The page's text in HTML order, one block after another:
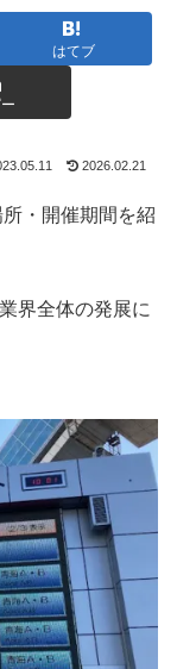
はてブ
2026.02.21
・開催期間を紹
界全体の発展に